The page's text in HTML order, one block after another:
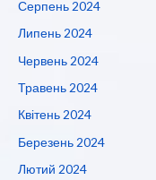
Серпень 2024
Липень 2024
Червень 2024
Травень 2024
Квітень 2024
Березень 2024
Лютий 2024